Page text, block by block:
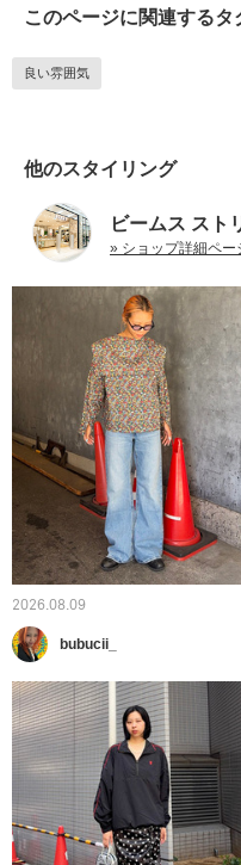
このページに関連するタ
良い雰囲気
他のスタイリング
ビームス スト
» ショップ詳細ペー
2026.08.09
bubucii_